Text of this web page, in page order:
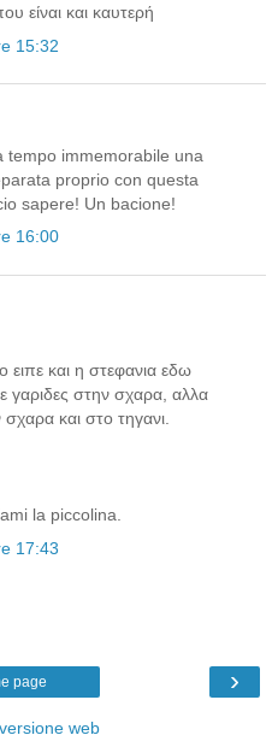
είναι και καυτερή
15:32
tempo immemorabile una
proprio con questa
sapere! Un bacione!
16:00
ειπε και η στεφανια εδω
γαριδες στην σχαρα, αλλα
σχαρα και στο τηγανι.
la piccolina.
17:43
›
page
web